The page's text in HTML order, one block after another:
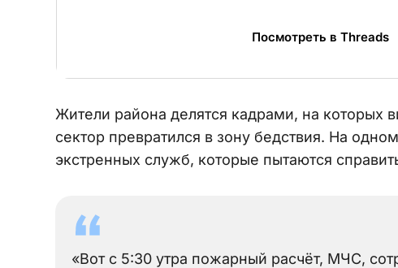
Посмотреть в Threads
Жители района делятся кадрами, на которых
сектор превратился в зону бедствия. На
экстренных служб, которые пытаются
«Вот с 5:30 утра пожарный расчёт, МЧС,